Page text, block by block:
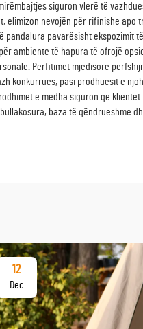
siguron vlerë të
elimizon nevojën për rifinishe apo
pavarësisht ekspozimit
ambiente të hapura të ofrojë
Përfitimet mjedisore
konkurrues, pasi prodhuesit e
e mëdha siguron që
baza të qëndrueshme
12
Dec